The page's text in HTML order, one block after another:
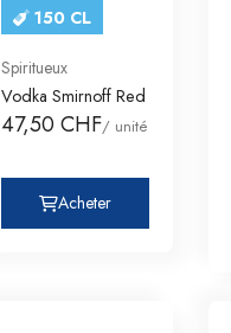
150 CL
Spiritueux
Vodka Smirnoff Red
47,50 CHF/ unité
Acheter